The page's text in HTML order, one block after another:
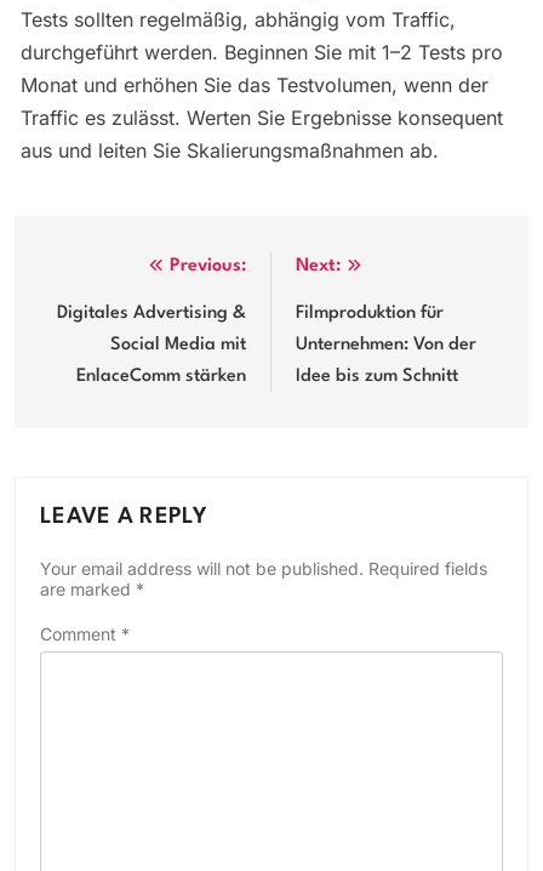
Tests sollten regelmäßig, abhängig vom Traffic,
durchgeführt werden. Beginnen Sie mit 1–2 Tests pro
Monat und erhöhen Sie das Testvolumen, wenn der
Traffic es zulässt. Werten Sie Ergebnisse konsequent
aus und leiten Sie Skalierungsmaßnahmen ab.
navigation
Previous:
Digitales Advertising &
Social Media mit
EnlaceComm stärken
Next:
Filmproduktion für
Unternehmen: Von der
Idee bis zum Schnitt
LEAVE A REPLY
Your email address will not be published. Required fields
are marked *
Comment *